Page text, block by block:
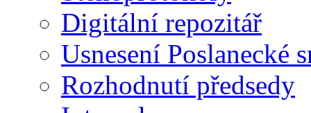
Digitální repozitář
Usnesení Poslanecké
Rozhodnutí předsedy